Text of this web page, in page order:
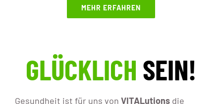
MEHR ERFAHREN
GLÜCKLICH SEIN!
Gesundheit ist für uns von VITALutions die